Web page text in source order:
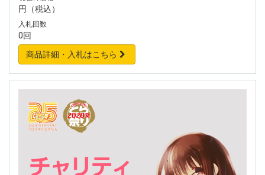
円（税込）
入札回数
0回
商品詳細・入札はこちら